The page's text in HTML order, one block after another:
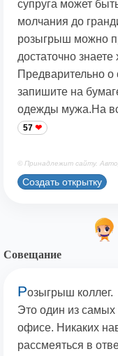
супруга может
молчания до
розыгрыш можно
достаточно знаете
Предварительно
запишите на
одежды мужа.На
57
© Принадлежит сайту.
Создать открытку
Совещание
Розыгрыш коллег.
Это один из
офисе. Никаких
рассмеяться в